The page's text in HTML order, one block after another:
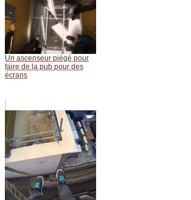
Un ascenseur piégé pour
faire de la pub pour des
écrans